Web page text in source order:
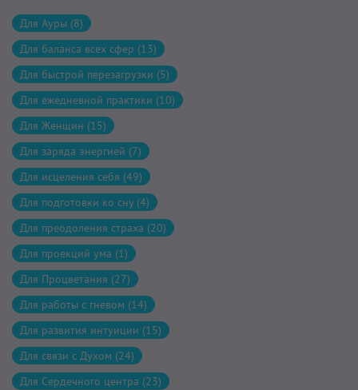
Для Ауры (8)
Для баланса всех сфер (13)
Для быстрой перезагрузки (5)
Для ежедневной практики (10)
Для Женщин (15)
Для заряда энергией (7)
Для исцеления себя (49)
Для подготовки ко сну (4)
Для преодоления страха (20)
Для проекций ума (1)
Для Процветания (27)
Для работы с гневом (14)
Для развития интуиции (15)
Для связи с Духом (24)
Для Сердечного центра (23)